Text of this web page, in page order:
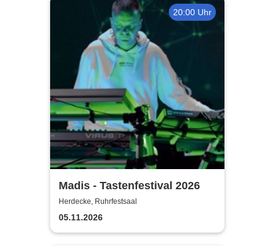
20:00 Uhr
Madis - Tastenfestival 2026
Herdecke, Ruhrfestsaal
05.11.2026